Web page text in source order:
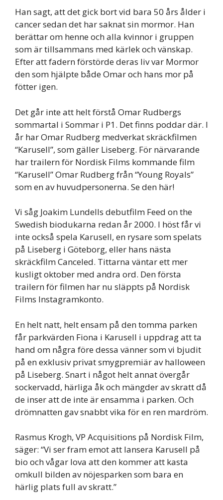
Han sagt, att det gick bort vid bara 50 års ålder i
cancer sedan det har saknat sin mormor. Han
berättar om henne och alla kvinnor i gruppen
som är tillsammans med kärlek och vänskap.
Efter att fadern förstörde deras liv var Mormor
den som hjälpte både Omar och hans mor på
fötter igen.
Det går inte att helt förstå Omar Rudbergs
sommartal i Sommar i P1. Det finns poddar där. I
år har Omar Rudberg medverkat skräckfilmen
“Karusell”, som gäller Liseberg. För närvarande
har trailern för Nordisk Films kommande film
“Karusell” Omar Rudberg från “Young Royals”
som en av huvudpersonerna. Se den här!
Vi såg Joakim Lundells debutfilm Feed on the
Swedish biodukarna redan år 2000. I höst får vi
inte också spela Karusell, en rysare som spelats
på Liseberg i Göteborg, eller hans nästa
skräckfilm Canceled. Tittarna väntar ett mer
kusligt oktober med andra ord. Den första
trailern för filmen har nu släppts på Nordisk
Films Instagramkonto.
En helt natt, helt ensam på den tomma parken
får parkvärden Fiona i Karusell i uppdrag att ta
hand om några före dessa vänner som vi bjudit
på en exklusiv privat smygpremiär av halloween
på Liseberg. Snart i något helt annat övergår
sockervadd, härliga åk och mängder av skratt då
de inser att de inte är ensamma i parken. Och
drömnatten gav snabbt vika för en ren mardröm.
Rasmus Krogh, VP Acquisitions på Nordisk Film,
säger: “Vi ser fram emot att lansera Karusell på
bio och vågar lova att den kommer att kasta
omkull bilden av nöjesparken som bara en
härlig plats full av skratt.”